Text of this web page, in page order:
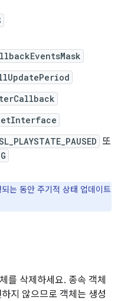
또
는 동안 주기적 상태 업데이트
를 삭제하세요. 종속 객체
지 않으므로 객체는 생성